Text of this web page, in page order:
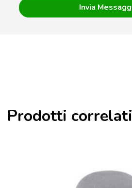
Prodotti correlati